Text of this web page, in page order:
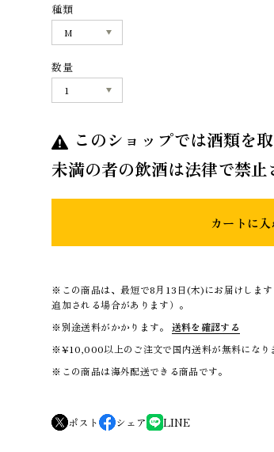
種類
数量
このショップでは酒類を
未満の者の飲酒は法律で禁止
カートに入
※この商品は、最短で8月13日(木)にお届けしま
追加される場合があります）。
※別途送料がかかります。
送料を確認する
※¥10,000以上のご注文で国内送料が無料になり
※この商品は海外配送できる商品です。
ポスト シェア LINE